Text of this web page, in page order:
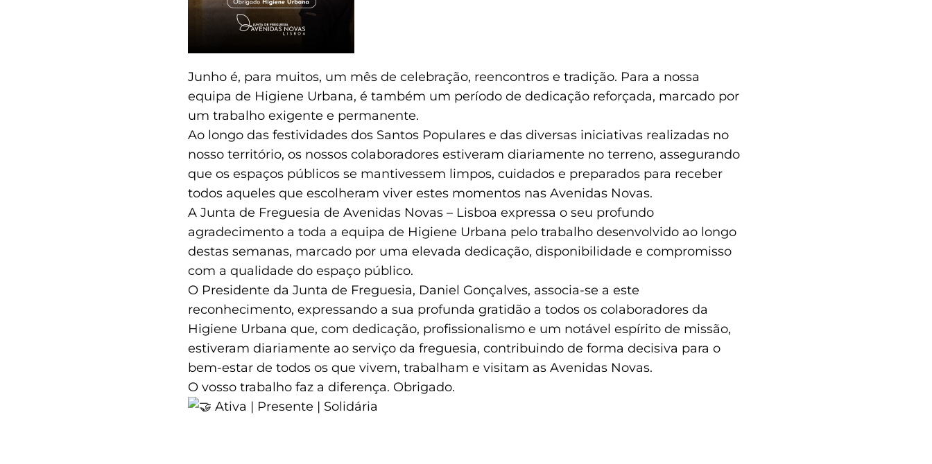
Junho é, para muitos, um mês de celebração, reencontros e tradição. Para a nossa
equipa de Higiene Urbana, é também um período de dedicação reforçada, marcado por
um trabalho exigente e permanente.
Ao longo das festividades dos Santos Populares e das diversas iniciativas realizadas no
nosso território, os nossos colaboradores estiveram diariamente no terreno, assegurando
que os espaços públicos se mantivessem limpos, cuidados e preparados para receber
todos aqueles que escolheram viver estes momentos nas Avenidas Novas.
A Junta de Freguesia de Avenidas Novas – Lisboa expressa o seu profundo
agradecimento a toda a equipa de Higiene Urbana pelo trabalho desenvolvido ao longo
destas semanas, marcado por uma elevada dedicação, disponibilidade e compromisso
com a qualidade do espaço público.
O Presidente da Junta de Freguesia, Daniel Gonçalves, associa-se a este
reconhecimento, expressando a sua profunda gratidão a todos os colaboradores da
Higiene Urbana que, com dedicação, profissionalismo e um notável espírito de missão,
estiveram diariamente ao serviço da freguesia, contribuindo de forma decisiva para o
bem-estar de todos os que vivem, trabalham e visitam as Avenidas Novas.
O vosso trabalho faz a diferença. Obrigado.
Ativa | Presente | Solidária